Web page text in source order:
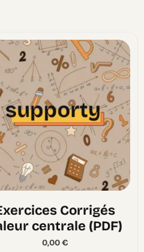
Corrigés
centrale (PDF)
0,00€